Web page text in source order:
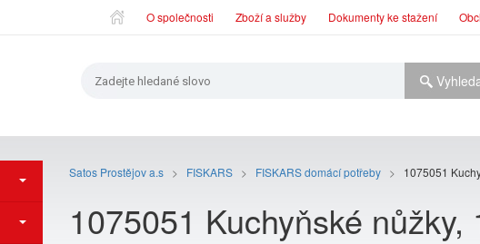
O společnosti Zboží a služby Dokumenty ke stažení
Satos Prostějov a.s > FISKARS > FISKARS domácí potřeby > 1075051
1075051 Kuchyňské